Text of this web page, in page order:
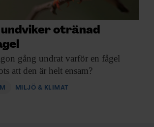
otränad
gång undrat varför en fågel
att den är helt ensam?
MILJÖ & KLIMAT